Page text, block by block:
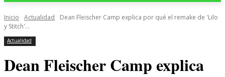
Inicio Actualidad
Dean Fleischer Camp explica por qué el remake de 'Lilo
y Stitch'...
Actualidad
Dean Fleischer Camp explica